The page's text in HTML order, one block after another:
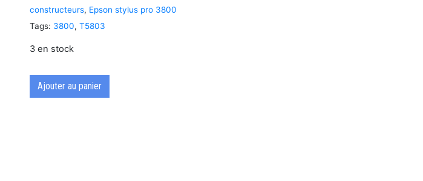
constructeurs, Epson stylus pro 3800
Tags: 3800, T5803
3 en stock
Ajouter au panier